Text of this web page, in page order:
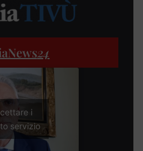
24
i
servizio